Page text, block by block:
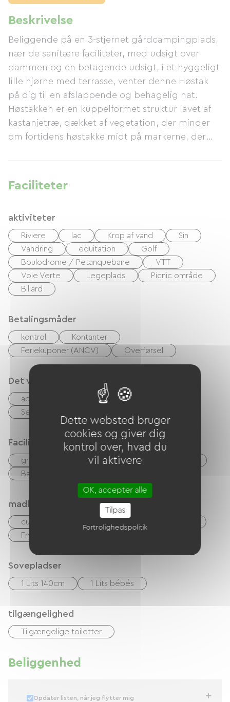
Beskrivelse
Beliggende på en 3-stjernet gårdcampingplads,
nær de sanitære faciliteter, med udsigt over
dammen og en betagende udsigt, i et hyggeligt
lille hjørne med terrasse, venter denne Høstak
på dig til en afslappende og behagelig nat.
Høstakken er en kuppelformet struktur lavet af
kastanjetræ, dækket af vegetation, der minder
om fortidens høstakke midt på markerne, der
så komfortabel, som den er overraskende!
Faciliteter
aktiviteter
Riviere lac Krop af vand
Sin
Vandring
equitation
Golf
Boulodrome / Petanquebane
VTT
Voie Verte
Legeplads
Picnic område
Billard
Betalingsmåder
kontrol
Kontanter
Feriekuponer (ANCV)
Overførsel
Det vi er gode til
accepterede dyr
Sengelinned og håndklæder inkluderet
Faciliteter
gratis WIFI Barbecue
Baby udstyr
madlavning
cuisiniere
Fryser
Sovepladser
1 Lits 140cm 1 Lits bébés
tilgængelighed
Tilgængelige toiletter
Beliggenhed
Opdater listen, når jeg flytter mig
Dette websted bruger
cookies og giver dig
kontrol over, hvad du
vil aktivere
OK, accepter alle
Tilpas
Fortrolighedspolitik